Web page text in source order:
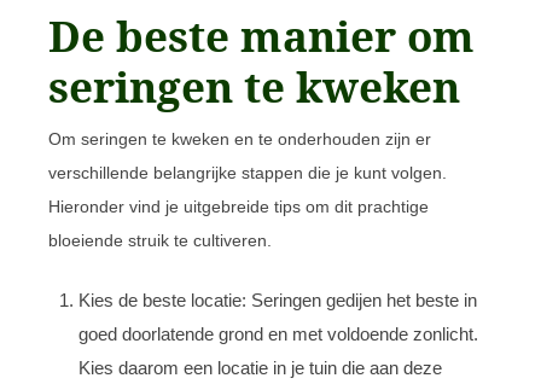
De beste manier om
seringen te kweken
Om seringen te kweken en te onderhouden zijn er
verschillende belangrijke stappen die je kunt volgen.
Hieronder vind je uitgebreide tips om dit prachtige
bloeiende struik te cultiveren.
Kies de beste locatie: Seringen gedijen het beste in
goed doorlatende grond en met voldoende zonlicht.
Kies daarom een locatie in je tuin die aan deze